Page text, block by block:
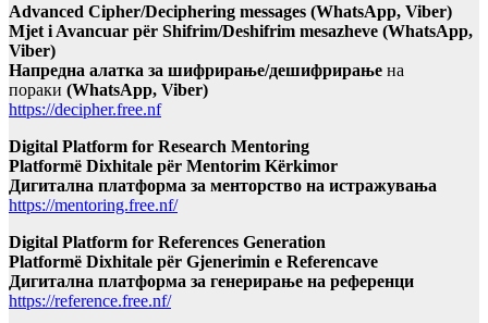
Advanced Cipher/Deciphering messages (WhatsApp, Viber)
Mjet i Avancuar për Shifrim/Deshifrim mesazheve (WhatsApp,
Viber)
Напредна алатка за шифрирање/дешифрирање на
пораки (WhatsApp, Viber)
https://decipher.free.nf
Digital Platform for Research Mentoring
Platformë Dixhitale për Mentorim Kërkimor
Дигитална платформа за менторство на истражувања
https://mentoring.free.nf/
Digital Platform for References Generation
Platformë Dixhitale për Gjenerimin e Referencave
Дигитална платформа за генерирање на референци
https://reference.free.nf/